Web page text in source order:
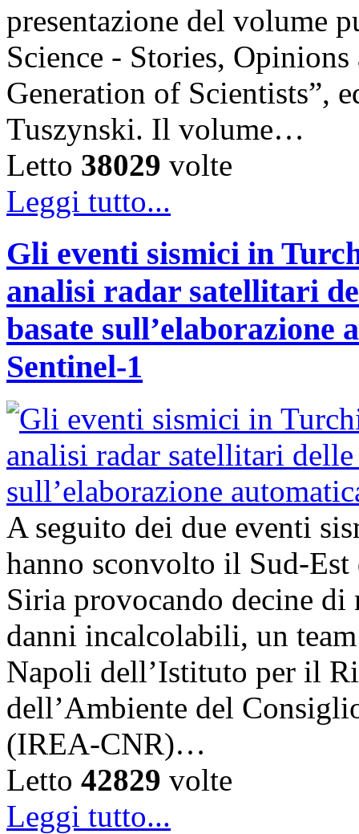
presentazione del volume
Science - Stories,
Generation of Scientists”,
Tuszynski. Il volume…
Letto 38029 volte
Leggi tutto...
Gli eventi sismici in
analisi radar satellitari
basate
Sentinel-1
A seguito dei due eventi
hanno sconvolto il Sud-
Siria provocando decine
danni incalcolabili, un
Napoli dell’Istituto per il
dell’Ambiente del
(IREA-CNR)…
Letto 42829 volte
Leggi tutto...